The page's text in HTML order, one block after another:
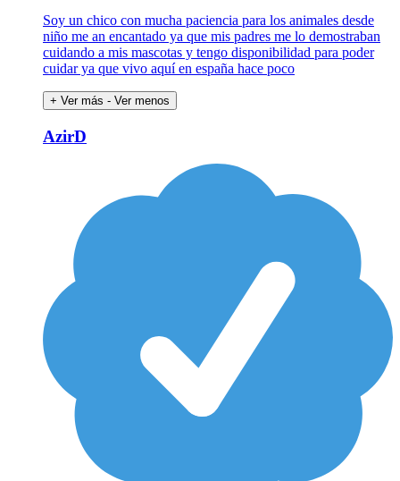
Soy un chico con mucha paciencia para los animales desde
niño me an encantado ya que mis padres me lo demostraban
cuidando a mis mascotas y tengo disponibilidad para poder
cuidar ya que vivo aquí en españa hace poco
+ Ver más - Ver menos
AzirD